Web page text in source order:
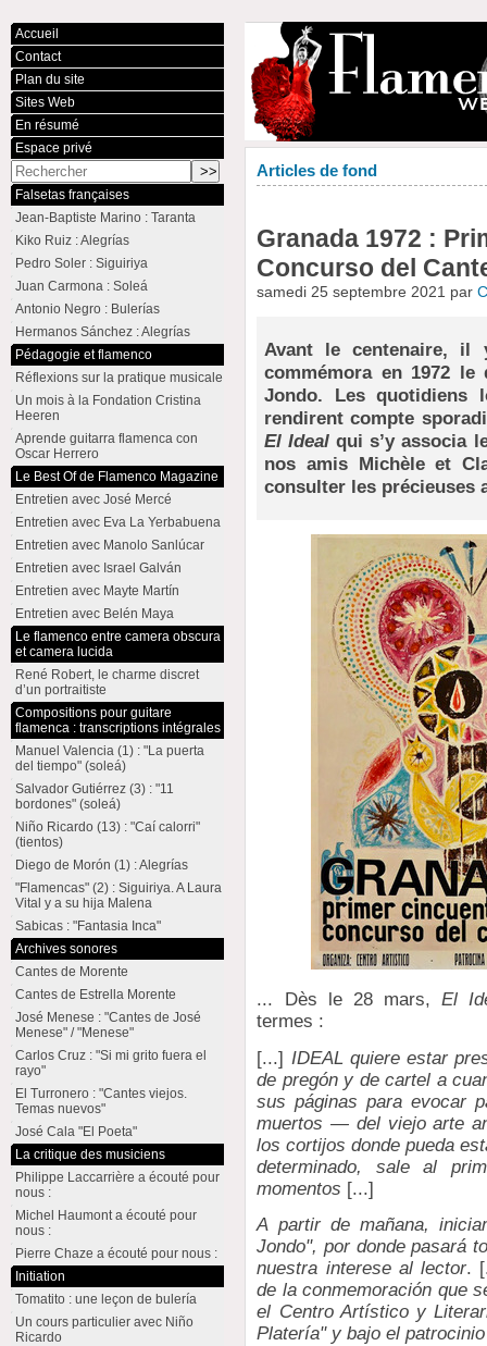
Articles de fond
Granada 1972 :
Concurso del
samedi 25 septembre 2021 par
Avant le centenaire, il
commémora en 1972 le
Jondo. Les quotidiens
rendirent compte
El Ideal qui s’y associa
nos amis Michèle et
consulter les précieuses
... Dès le 28 mars, El
termes :
[...] IDEAL quiere estar
de pregón y de cartel a
sus páginas para evocar
muertos — del viejo arte
los cortijos donde pueda
determinado, sale al
momentos [...]
A partir de mañana,
Jondo", por donde pasará
nuestra interese al lector.
de la conmemoración que
el Centro Artístico y
Platería" y bajo el
Accueil
Contact
Plan du site
Sites Web
En résumé
Espace privé
Falsetas françaises
Jean-Baptiste Marino : Taranta
Kiko Ruiz : Alegrías
Pedro Soler : Siguiriya
Juan Carmona : Soleá
Antonio Negro : Bulerías
Hermanos Sánchez : Alegrías
Pédagogie et flamenco
Réflexions sur la pratique musicale
Un mois à la Fondation Cristina
Heeren
Aprende guitarra flamenca con
Oscar Herrero
Le Best Of de Flamenco Magazine
Entretien avec José Mercé
Entretien avec Eva La Yerbabuena
Entretien avec Manolo Sanlúcar
Entretien avec Israel Galván
Entretien avec Mayte Martín
Entretien avec Belén Maya
Le flamenco entre camera obscura
et camera lucida
René Robert, le charme discret
d’un portraitiste
Compositions pour guitare
flamenca : transcriptions intégrales
Manuel Valencia (1) : "La puerta
del tiempo" (soleá)
Salvador Gutiérrez (3) : "11
bordones" (soleá)
Niño Ricardo (13) : "Caí calorri"
(tientos)
Diego de Morón (1) : Alegrías
"Flamencas" (2) : Siguiriya. A Laura
Vital y a su hija Malena
Sabicas : "Fantasia Inca"
Archives sonores
Cantes de Morente
Cantes de Estrella Morente
José Menese : "Cantes de José
Menese" / "Menese"
Carlos Cruz : "Si mi grito fuera el
rayo"
El Turronero : "Cantes viejos.
Temas nuevos"
José Cala "El Poeta"
La critique des musiciens
Philippe Laccarrière a écouté pour
nous :
Michel Haumont a écouté pour
nous :
Pierre Chaze a écouté pour nous :
Initiation
Tomatito : une leçon de bulería
Un cours particulier avec Niño
Ricardo